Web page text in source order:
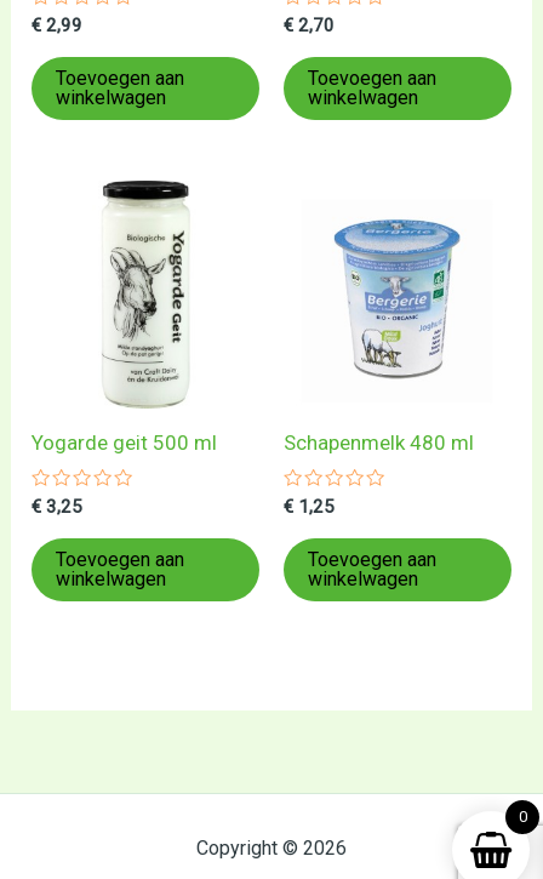
Gewaardeerd
uit
5
€ 2,99
Toevoegen aan
winkelwagen
Gewaardeerd
uit
5
€ 2,70
Toevoegen aan
winkelwagen
Yogarde geit 500 ml
Gewaardeerd
uit
5
€ 3,25
Toevoegen aan
winkelwagen
Schapenmelk 480 ml
Gewaardeerd
uit
5
€ 1,25
Toevoegen aan
winkelwagen
Copyright © 2026
0